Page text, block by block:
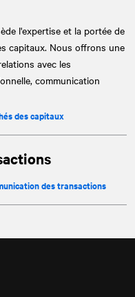
l'expertise et la portée de
capitaux. Nous offrons une
avec les
communication
des capitaux
des transactions